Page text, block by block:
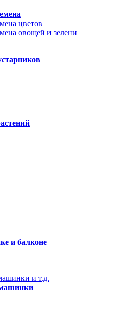
цветов
овощей и зелени
и балконе
и т.д.